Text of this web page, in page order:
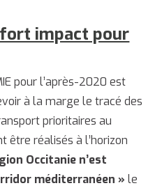
impact pour
pour l’après-2020 est
à la marge le tracé des
prioritaires au
être réalisés à l’horizon
Occitanie n’est
méditerranéen » le